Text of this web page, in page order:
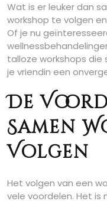
Wat is er leuker dan
workshop te volgen
Of je nu
talloze workshops die
je vriendin een
De
Samen
Volgen
Het volgen van een
vele voordelen. Het is